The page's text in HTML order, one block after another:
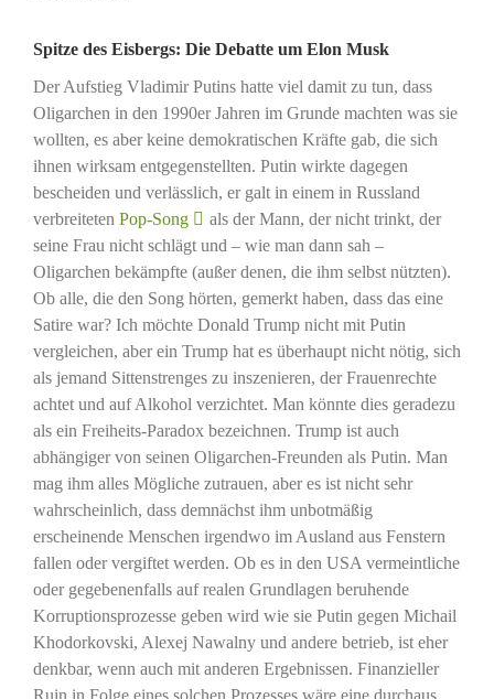
Spitze des Eisbergs: Die Debatte um Elon Musk
Der Aufstieg Vladimir Putins hatte viel damit zu tun, dass
Oligarchen in den 1990er Jahren im Grunde machten was sie
wollten, es aber keine demokratischen Kräfte gab, die sich
ihnen wirksam entgegenstellten. Putin wirkte dagegen
bescheiden und verlässlich, er galt in einem in Russland
verbreiteten Pop-Song
als der Mann, der nicht trinkt, der
seine Frau nicht schlägt und – wie man dann sah –
Oligarchen bekämpfte (außer denen, die ihm selbst nützten).
Ob alle, die den Song hörten, gemerkt haben, dass das eine
Satire war? Ich möchte Donald Trump nicht mit Putin
vergleichen, aber ein Trump hat es überhaupt nicht nötig, sich
als jemand Sittenstrenges zu inszenieren, der Frauenrechte
achtet und auf Alkohol verzichtet. Man könnte dies geradezu
als ein Freiheits-Paradox bezeichnen. Trump ist auch
abhängiger von seinen Oligarchen-Freunden als Putin. Man
mag ihm alles Mögliche zutrauen, aber es ist nicht sehr
wahrscheinlich, dass demnächst ihm unbotmäßig
erscheinende Menschen irgendwo im Ausland aus Fenstern
fallen oder vergiftet werden. Ob es in den USA vermeintliche
oder gegebenenfalls auf realen Grundlagen beruhende
Korruptionsprozesse geben wird wie sie Putin gegen Michail
Khodorkovski, Alexej Nawalny und andere betrieb, ist eher
denkbar, wenn auch mit anderen Ergebnissen. Finanzieller
Ruin in Folge eines solchen Prozesses wäre eine durchaus